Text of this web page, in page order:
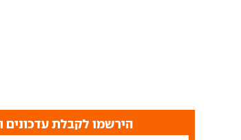
הירשמו לקבלת עדכונים